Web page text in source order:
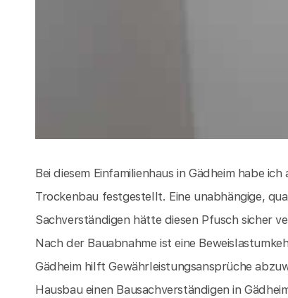
Bei diesem Einfamilienhaus in Gädheim habe
Trockenbau festgestellt. Eine unabhängige,
Sachverständigen hätte diesen Pfusch sicher
Nach der Bauabnahme ist eine
Gädheim hilft Gewährleistungsansprüche
Hausbau einen Bausachverständigen in